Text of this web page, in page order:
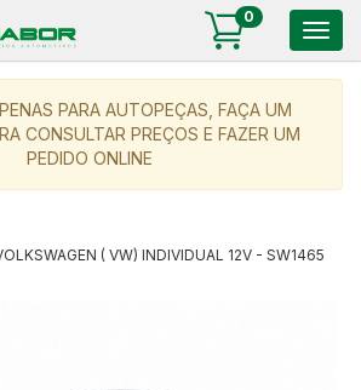
0
PARA AUTOPEÇAS, FAÇA UM
CONSULTAR PREÇOS E FAZER UM
PEDIDO ONLINE
( VW) INDIVIDUAL 12V - SW1465